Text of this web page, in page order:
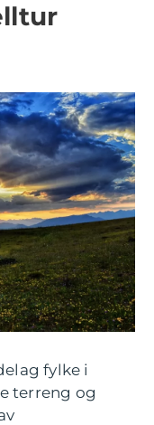
fylke i
terreng og